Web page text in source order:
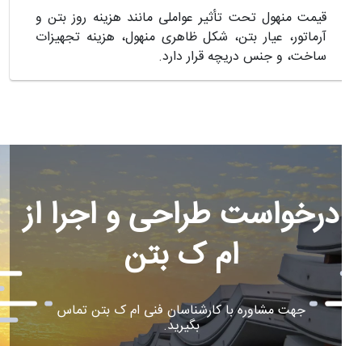
قیمت منهول تحت تأثیر عواملی مانند هزینه روز بتن و
آرماتور، عیار بتن، شکل ظاهری منهول، هزینه تجهیزات
ساخت، و جنس دریچه قرار دارد.
درخواست طراحی و اجرا از
ام ک بتن
جهت مشاوره با کارشناسان فنی ام ک بتن تماس
بگیرید.